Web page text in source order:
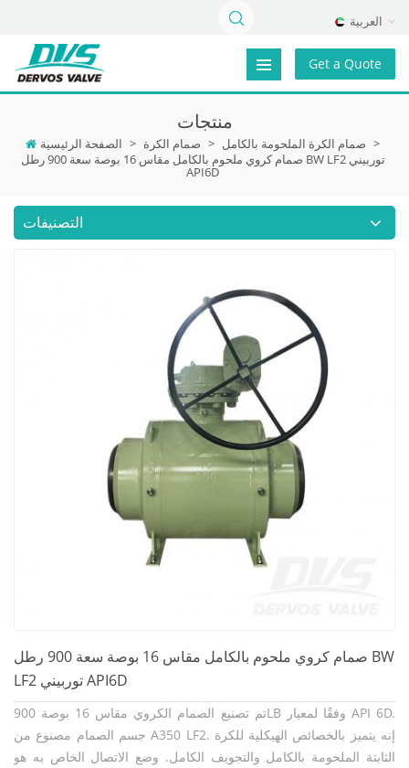
العربية
Get a Quote
منتجات
الصفحة الرئيسية > صمام الكرة > صمام الكرة الملحومة بالكامل >
صمام كروي ملحوم بالكامل مقاس 16 بوصة سعة 900 رطل BW LF2 توربيني
API6D
التصنيفات
صمام كروي ملحوم بالكامل مقاس 16 بوصة سعة 900 رطل BW
LF2 توربيني API6D
تم تصنيع الصمام الكروي مقاس 16 بوصة 900LB وفقًا لمعيار API 6D.
جسم الصمام مصنوع من A350 LF2. إنه يتميز بالخصائص الهيكلية للكرة
الثابتة الملحومة بالكامل والتجويف الكامل. وضع الاتصال الخاص به هو